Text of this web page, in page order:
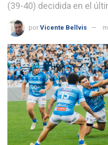
(39-40) decidida en el
por Vicente Bellvis